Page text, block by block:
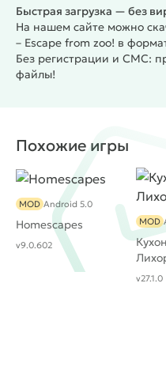
Быстрая загрузка — без
На нашем сайте можно
– Escape from zoo! в
Без регистрации и СМС:
файлы!
Похожие игры
Homescapes
MOD Android 5.0
v9.0.602
MOD
v27.1.0